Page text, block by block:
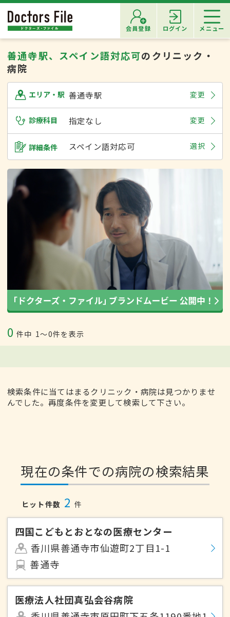
会員登録 ログイン メニュー
善通寺駅、スペイン語対応可のクリニック・
病院
エリア・駅 善通寺駅 変更
診療科目 指定なし 変更
詳細条件 スペイン語対応可 選択
0 件中 1〜0件を表示
検索条件に当てはまるクリニック・病院は見つかりませ
んでした。再度条件を変更して検索して下さい。
現在の条件での病院の検索結果
ヒット件数 2 件
四国こどもとおとなの医療センター
香川県善通寺市仙遊町2丁目1-1
善通寺
医療法人社団真弘会谷病院